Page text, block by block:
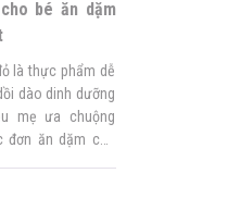
khảo! 1. Tại […]
bé ăn dặm
là thực phẩm dễ
dào dinh dưỡng
mẹ ưa chuộng
ăn dặm của
cách nấu đậu